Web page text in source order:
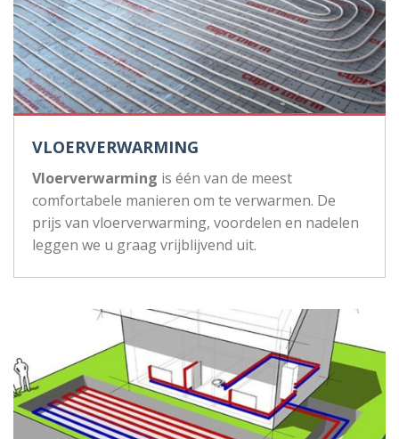
VLOERVERWARMING
Vloerverwarming is één van de meest
comfortabele manieren om te verwarmen. De
prijs van vloerverwarming, voordelen en nadelen
leggen we u graag vrijblijvend uit.